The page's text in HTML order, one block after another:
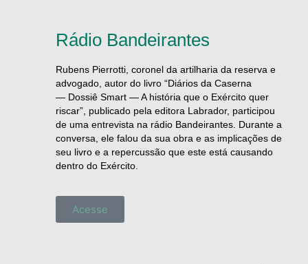
Rádio Bandeirantes
Rubens Pierrotti, coronel da artilharia da reserva e
advogado, autor do livro “Diários da Caserna
— Dossiê Smart — A história que o Exército quer
riscar”, publicado pela editora Labrador, participou
de uma entrevista na rádio Bandeirantes. Durante a
conversa, ele falou da sua obra e as implicações de
seu livro e a repercussão que este está causando
dentro do Exército.
Acesse